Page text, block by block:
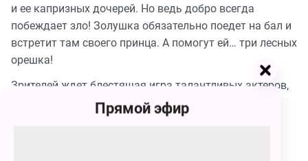
и ее капризных дочерей. Но ведь добро всегда
побеждает зло! Золушка обязательно поедет на бал и
встретит там своего принца. А помогут ей… три лесных
орешка!
Зрителей ждет блестящая игра талантливых актеров,
яркие оригинальные костюмы, современные
мультимедийные декорации, а еще юмор, песни и
Прямой эфир